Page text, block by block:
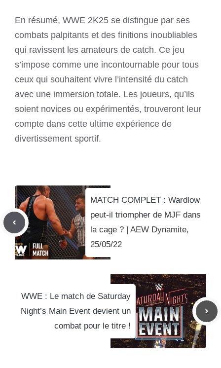
En résumé, WWE 2K25 se distingue par ses
combats palpitants et des finitions inoubliables
qui ravissent les amateurs de catch. Ce jeu
s’impose comme une incontournable pour tous
ceux qui souhaitent vivre l’intensité du catch
avec une immersion totale. Les joueurs, qu’ils
soient novices ou expérimentés, trouveront leur
compte dans cette ultime expérience de
divertissement sportif.
MATCH COMPLET : Wardlow
peut-il triompher de MJF dans
la cage ? | AEW Dynamite,
25/05/22
WWE : Le match de Saturday
Night’s Main Event devient un
combat pour le titre !